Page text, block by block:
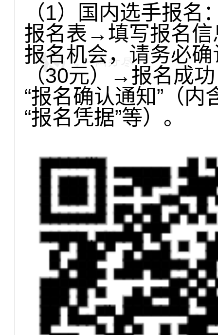
（1）国内选手报
报名表→填写报名信
报名机会，请务必
（30元）→报名成
“报名确认通知”（
“报名凭据”等）。